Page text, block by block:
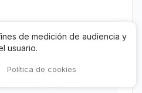
Strasbourg
de medición de audiencia y
usuario.
Política de cookies